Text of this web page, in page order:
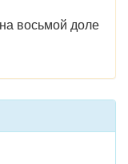
восьмой доле